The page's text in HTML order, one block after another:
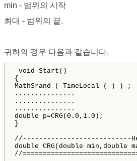
min - 범위의 시작
최대 - 범위의 끝.
귀하의 경우 다음과 같습니다.
void Start()
{
MathSrand
( TimeLocal ( ) )
;
...............
...............
...............
double p=CRG(0.0,1.0);
}
//---------------------------
double CRG(double min,double
//